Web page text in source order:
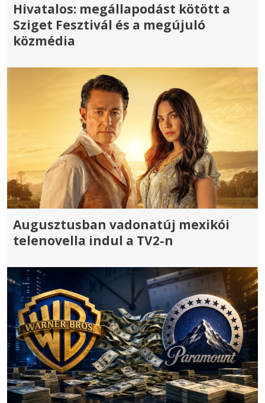
Hivatalos: megállapodást kötött a
Sziget Fesztivál és a megújuló
közmédia
Augusztusban vadonatúj mexikói
telenovella indul a TV2-n